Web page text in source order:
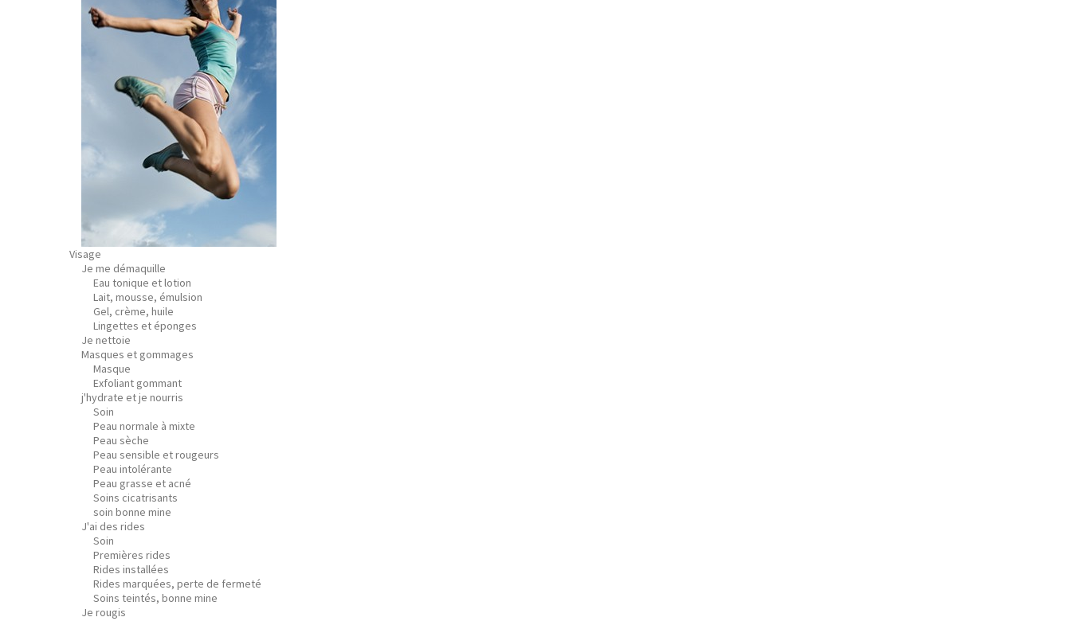
Visage
Je me démaquille
Eau tonique et lotion
Lait, mousse, émulsion
Gel, crème, huile
Lingettes et éponges
Je nettoie
Masques et gommages
Masque
Exfoliant gommant
j'hydrate et je nourris
Soin
Peau normale à mixte
Peau sèche
Peau sensible et rougeurs
Peau intolérante
Peau grasse et acné
Soins cicatrisants
soin bonne mine
J'ai des rides
Soin
Premières rides
Rides installées
Rides marquées, perte de fermeté
Soins teintés, bonne mine
Je rougis